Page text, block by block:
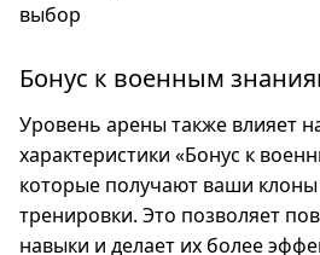
выбор
Бонус к военным
Уровень арены также влияет
характеристики «Бонус к
которые получают ваши
тренировки. Это позволяет
навыки и делает их более